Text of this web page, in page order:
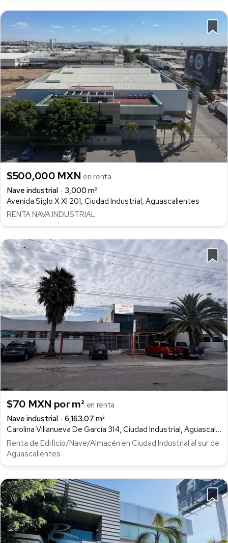
$500,000 MXN en renta
Nave industrial
3,000 m²
Avenida Siglo X Xl 201, Ciudad Industrial, Aguascalientes
RENTA NAVA INDUSTRIAL
$70 MXN por m² en renta
Nave industrial
6,163.07 m²
Carolina Villanueva De García 314, Ciudad Industrial, Aguascalientes
Renta de Edificio/Nave/Almacén en Ciudad Industrial al sur de
Aguascalientes